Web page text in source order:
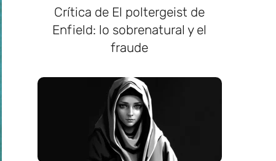
Crítica de El poltergeist de
Enfield: lo sobrenatural y el
fraude